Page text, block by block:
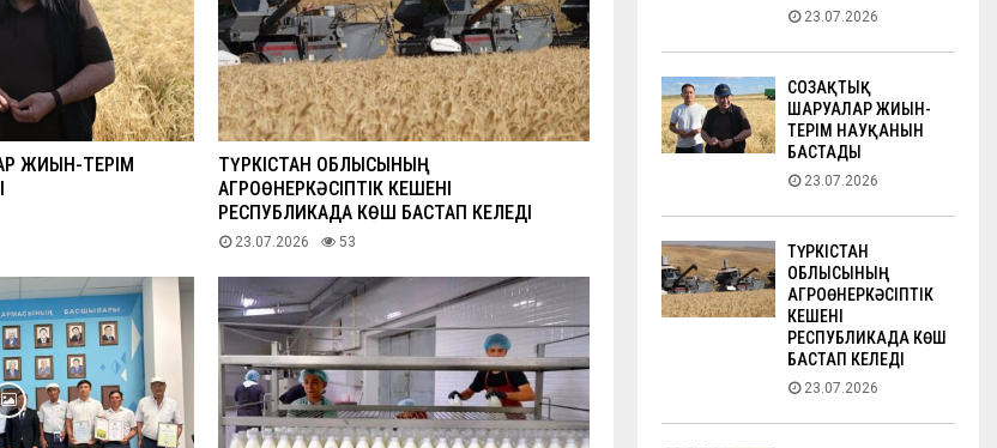
ЖИЫН-ТЕРІМ
ТҮРКІСТАН ОБЛЫСЫНЫҢ
АГРОӨНЕРКӘСІПТІК КЕШЕНІ
РЕСПУБЛИКАДА КӨШ БАСТАП КЕЛЕДІ
23.07.2026 53
23.07.2026
СОЗАҚТЫҚ
ШАРУАЛАР ЖИЫН-
ТЕРІМ НАУҚАНЫН
БАСТАДЫ
23.07.2026
ТҮРКІСТАН
ОБЛЫСЫНЫҢ
АГРОӨНЕРКӘСІПТІК
КЕШЕНІ
РЕСПУБЛИКАДА КӨШ
БАСТАП КЕЛЕДІ
23.07.2026